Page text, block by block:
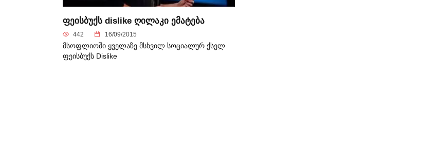
ფეისბუქს dislike ღილაკი ემატება
442 16/09/2015
მსოფლიოში ყველაზე მსხვილ სოციალურ ქსელ
ფეისბუქს Dislike